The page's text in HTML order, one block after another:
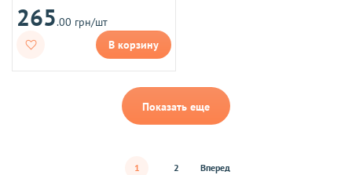
265.00 грн/шт
В корзину
Показать еще
1 2 Вперед